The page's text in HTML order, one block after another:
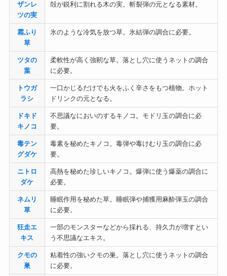
ザンレ
ツの実
殻が鋭利に割れる木の実。斬裂弾の元となる素材。
霜ふり
草
氷のような冷気を放つ草。氷結弾の調合に必要。
ツタの
葉
柔軟性が高く強靭な草。落とし穴に使うネットの調合
に必要。
トウガ
ラシ
一口かじるだけでも火をふく辛さをもつ植物。ホット
ドリンクの元となる。
ドキド
キノコ
不思議なにおいのするキノコ。モドリ玉の調合に必
要。
毒テン
グダケ
毒素を秘めたキノコ。毒弾や毒けむり玉の調合に必
要。
ニトロ
ダケ
高熱を秘めた珍しいキノコ。爆弾に使う爆薬の調合に
必要。
ネムリ
草
睡眠作用を秘めた草。睡眠弾や捕獲用麻酔弾玉の調合
に必要。
狂走エ
キス
一部のモンスターなどから採れる、持久力が増すとい
う不思議なエキス。
クモの
巣
粘着性の強いクモの巣。落とし穴に使うネットの調合
に必要。